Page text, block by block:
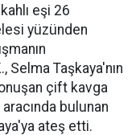
eşi 26
yüzünden
Selma Taşkaya'nın
çift kavga
bulunan
ateş etti.